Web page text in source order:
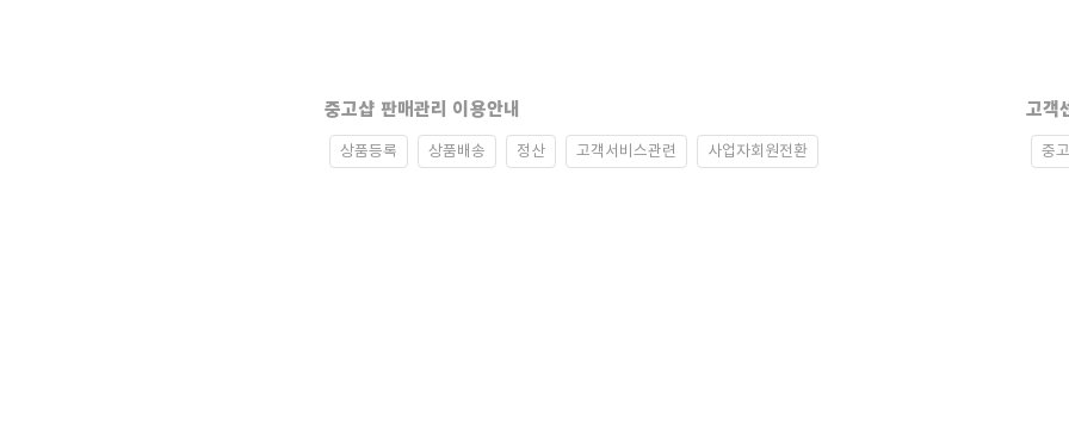
중고샵 판매관리 이용안내
상품등록 상품배송 정산 고객서비스관련 사업자회원전환
고객
중